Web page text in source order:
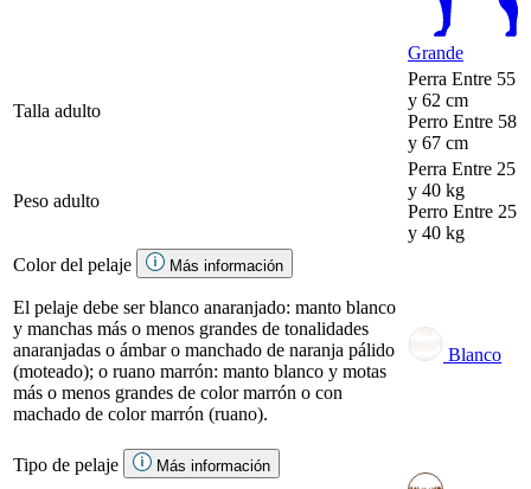
Grande
Talla adulto
Perra Entre 55
y 62 cm
Perro Entre 58
y 67 cm
Peso adulto
Perra Entre 25
y 40 kg
Perro Entre 25
y 40 kg
Color del pelaje
Más información
El pelaje debe ser blanco anaranjado: manto blanco
y manchas más o menos grandes de tonalidades
anaranjadas o ámbar o manchado de naranja pálido
(moteado); o ruano marrón: manto blanco y motas
más o menos grandes de color marrón o con
machado de color marrón (ruano).
Blanco
Tipo de pelaje Más información